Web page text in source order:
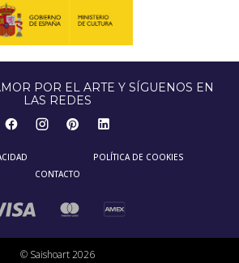
POR EL ARTE Y SÍGUENOS EN
LAS REDES
POLÍTICA DE COOKIES
CONTACTO
© Saishoart 2026